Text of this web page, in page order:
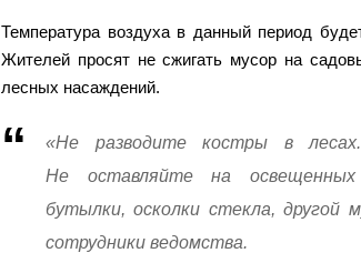
Температура воздуха в данный период
Жителей просят не сжигать мусор на
лесных насаждений.
«Не разводите костры в
Не оставляйте на
бутылки, осколки стекла, другой
сотрудники ведомства.